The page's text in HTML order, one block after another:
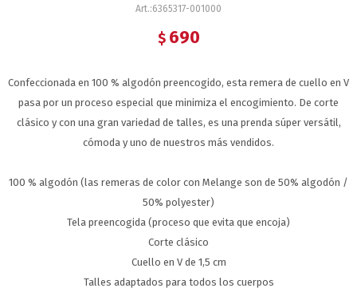
6365317-001000
$ 690
Confeccionada en 100 % algodón preencogido, esta remera de cuello en V
pasa por un proceso especial que minimiza el encogimiento. De corte
clásico y con una gran variedad de talles, es una prenda súper versátil,
cómoda y uno de nuestros más vendidos.
100 % algodón (las remeras de color con Melange son de 50% algodón /
50% polyester)
Tela preencogida (proceso que evita que encoja)
Corte clásico
Cuello en V de 1,5 cm
Talles adaptados para todos los cuerpos